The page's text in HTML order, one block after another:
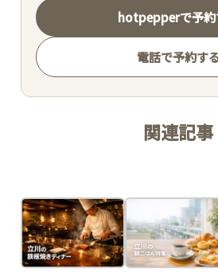
hotpepperで予約
電話で予約する
関連記事